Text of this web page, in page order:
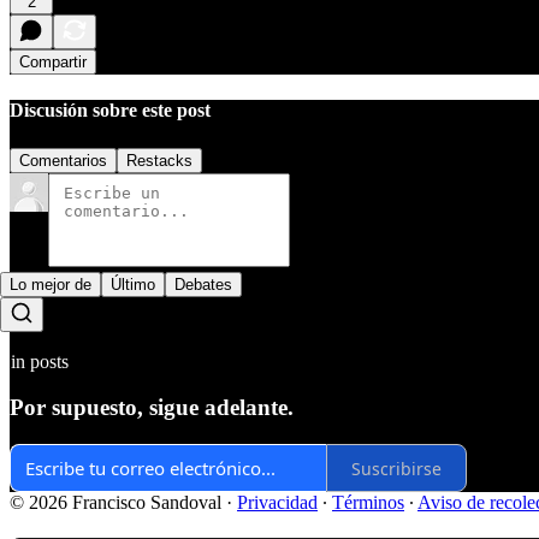
Compartir
Discusión sobre este post
Comentarios Restacks
Lo mejor de Último Debates
Sin posts
Por supuesto, sigue adelante.
Suscribirse
© 2026 Francisco Sandoval · Privacidad ∙ Términos ∙ Aviso de